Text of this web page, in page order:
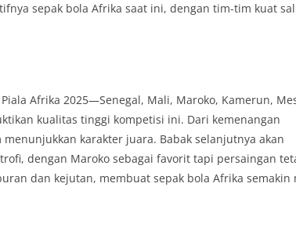
sepak bola Afrika saat ini, dengan tim-tim kuat
Afrika 2025—Senegal, Mali, Maroko, Kamerun,
kualitas tinggi kompetisi ini. Dari kemenangan
karakter juara. Babak selanjutnya akan
dengan Maroko sebagai favorit tapi persaingan
dan kejutan, membuat sepak bola Afrika semakin